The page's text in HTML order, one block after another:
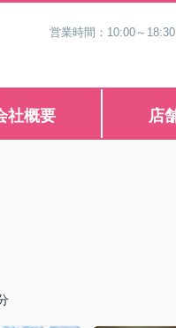
営業時間：10:00～
社概要 店